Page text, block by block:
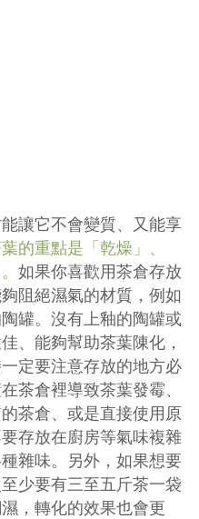
讓它不會變質、又能享
的重點是「乾燥」、
如果你喜歡用茶倉存放
阻絕濕氣的材質，例如
罐。沒有上釉的陶罐或
、能夠幫助茶葉陳化，
定要注意存放的地方必
茶倉裡導致茶葉發霉、
茶倉、或是直接使用原
存放在廚房等氣味複雜
雜味。另外，如果想要
少要有三至五斤茶一袋
，轉化的效果也會更